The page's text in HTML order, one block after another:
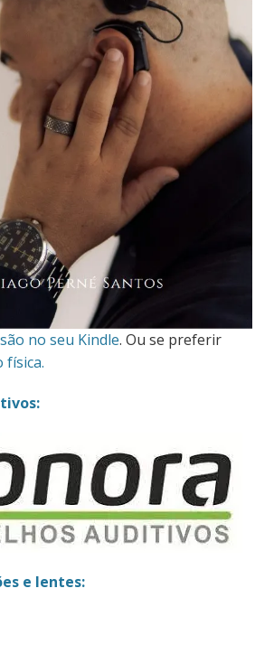
no seu Kindle. Ou se preferir
física.
e lentes: